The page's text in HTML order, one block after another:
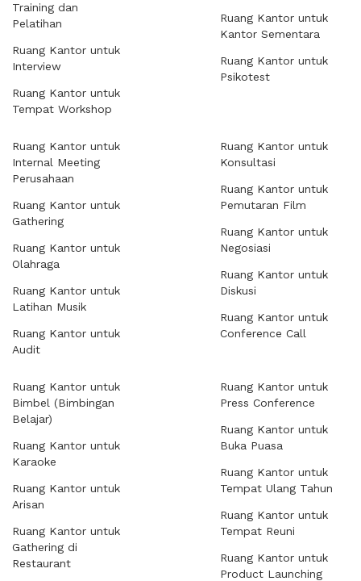
Training dan
Pelatihan
Ruang Kantor untuk
Interview
Ruang Kantor untuk
Tempat Workshop
Ruang Kantor untuk
Kantor Sementara
Ruang Kantor untuk
Psikotest
Ruang Kantor untuk
Internal Meeting
Perusahaan
Ruang Kantor untuk
Gathering
Ruang Kantor untuk
Olahraga
Ruang Kantor untuk
Latihan Musik
Ruang Kantor untuk
Audit
Ruang Kantor untuk
Konsultasi
Ruang Kantor untuk
Pemutaran Film
Ruang Kantor untuk
Negosiasi
Ruang Kantor untuk
Diskusi
Ruang Kantor untuk
Conference Call
Ruang Kantor untuk
Bimbel (Bimbingan
Belajar)
Ruang Kantor untuk
Karaoke
Ruang Kantor untuk
Arisan
Ruang Kantor untuk
Gathering di
Restaurant
Ruang Kantor untuk
Press Conference
Ruang Kantor untuk
Buka Puasa
Ruang Kantor untuk
Tempat Ulang Tahun
Ruang Kantor untuk
Tempat Reuni
Ruang Kantor untuk
Product Launching